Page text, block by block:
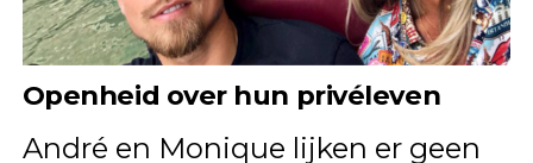
Openheid over hun privéleven
André en Monique lijken er geen